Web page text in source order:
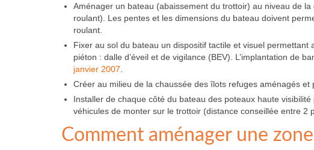
Aménager un bateau (abaissement du trottoir) au niveau de
roulant). Les pentes et les dimensions du bateau doivent
roulant.
Fixer au sol du bateau un dispositif tactile et visuel permettant
piéton : dalle d’éveil et de vigilance (BEV). L’implantation de
janvier 2007
Créer au milieu de la chaussée des îlots refuges aménagés
Installer de chaque côté du bateau des poteaux haute
véhicules de monter sur le trottoir (distance conseillée entre 2
Comment aménager une